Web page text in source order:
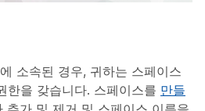
소속된 경우, 귀하는 스페이스
한을 갖습니다. 스페이스를 만들